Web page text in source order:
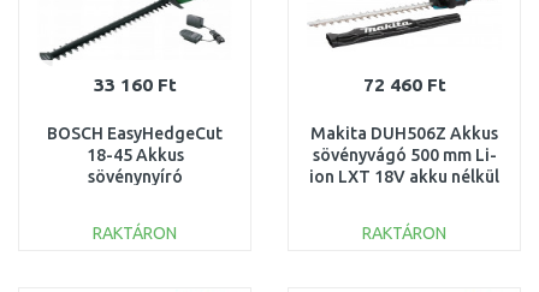
33 160 Ft
BOSCH EasyHedgeCut
18-45 Akkus
sövénynyíró
0600849H02
RAKTÁRON
72 460 Ft
Makita DUH506Z Akkus
sövényvágó 500 mm Li-
ion LXT 18V akku nélkül
RAKTÁRON